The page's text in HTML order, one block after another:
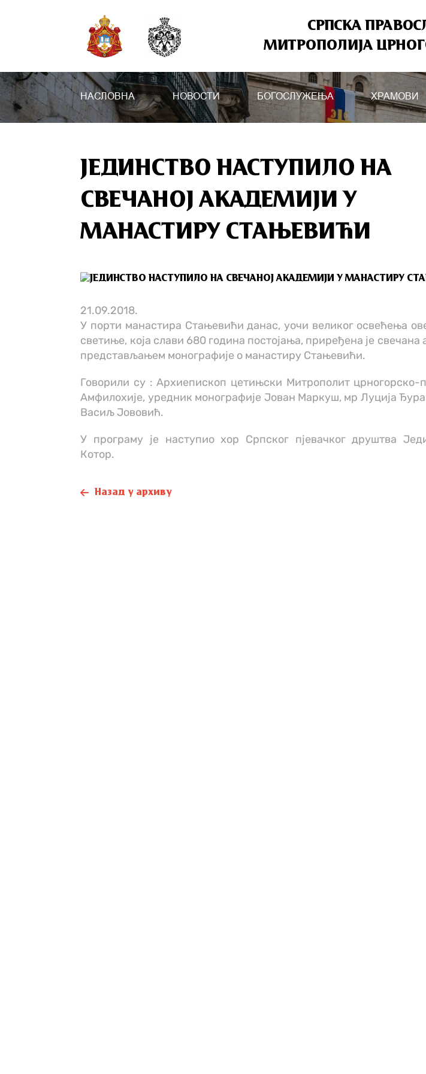
СРПСКА
МИТРОПОЛИЈА
НАСЛОВНА НОВОСТИ БОГОСЛУЖЕЊА ХРАМОВИ
ЈЕДИНСТВО НАСТУПИЛО НА
СВЕЧАНОЈ АКАДЕМИЈИ У
МАНАСТИРУ СТАЊЕВИЋИ
21.09.2018.
У порти манастира Стањевићи данас, уочи великог освећења
светиње, која слави 680 година постојања, приређена је свечана
представљањем монографије о манастиру Стањевићи.
Говорили су : Архиепископ цетињски Митрополит црногорско-
Амфилохије, уредник монографије Јован Маркуш, мр Луција
Васиљ Јововић.
У програму је наступио хор Српског пјевачког друштва
Котор.
Назад у архиву